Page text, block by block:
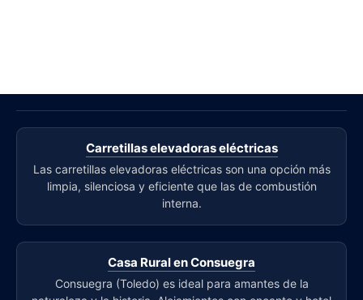
Carretillas elevadoras eléctricas
Las carretillas elevadoras eléctricas son una opción más
limpia, silenciosa y eficiente que las de combustión
interna.
Casa Rural en Consuegra
Consuegra (Toledo) es ideal para amantes de la